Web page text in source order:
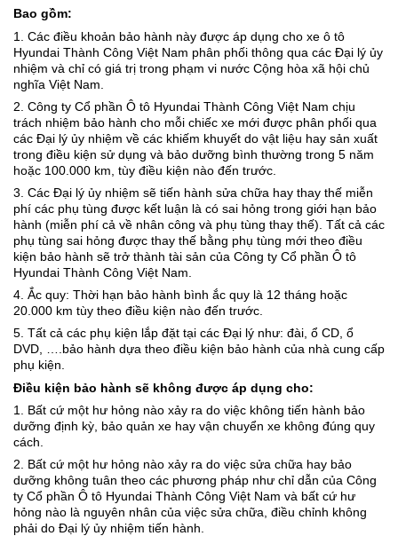
Bao gồm:
1. Các điều khoản bảo hành này được áp dụng cho xe ô tô
Hyundai Thành Công Việt Nam phân phối thông qua các Đại lý ủy
nhiệm và chỉ có giá trị trong phạm vi nước Cộng hòa xã hội chủ
nghĩa Việt Nam.
2. Công ty Cổ phần Ô tô Hyundai Thành Công Việt Nam chịu
trách nhiệm bảo hành cho mỗi chiếc xe mới được phân phối qua
các Đại lý ủy nhiệm về các khiếm khuyết do vật liệu hay sản xuất
trong điều kiện sử dụng và bảo dưỡng bình thường trong 5 năm
hoặc 100.000 km, tùy điều kiện nào đến trước.
3. Các Đại lý ủy nhiệm sẽ tiến hành sửa chữa hay thay thế miễn
phí các phụ tùng được kết luận là có sai hỏng trong giới hạn bảo
hành (miễn phí cả về nhân công và phụ tùng thay thế). Tất cả các
phụ tùng sai hỏng được thay thế bằng phụ tùng mới theo điều
kiện bảo hành sẽ trở thành tài sản của Công ty Cổ phần Ô tô
Hyundai Thành Công Việt Nam.
4. Ắc quy: Thời hạn bảo hành bình ắc quy là 12 tháng hoặc
20.000 km tùy theo điều kiện nào đến trước.
5. Tất cả các phụ kiện lắp đặt tại các Đại lý như: đài, ổ CD, ổ
DVD, ….bảo hành dựa theo điều kiện bảo hành của nhà cung cấp
phụ kiện.
Điều kiện bảo hành sẽ không được áp dụng cho:
1. Bất cứ một hư hỏng nào xảy ra do việc không tiến hành bảo
dưỡng định kỳ, bảo quản xe hay vận chuyển xe không đúng quy
cách.
2. Bất cứ một hư hỏng nào xảy ra do việc sửa chữa hay bảo
dưỡng không tuân theo các phương pháp như chỉ dẫn của Công
ty Cổ phần Ô tô Hyundai Thành Công Việt Nam và bất cứ hư
hỏng nào là nguyên nhân của việc sửa chữa, điều chỉnh không
phải do Đại lý ủy nhiệm tiến hành.